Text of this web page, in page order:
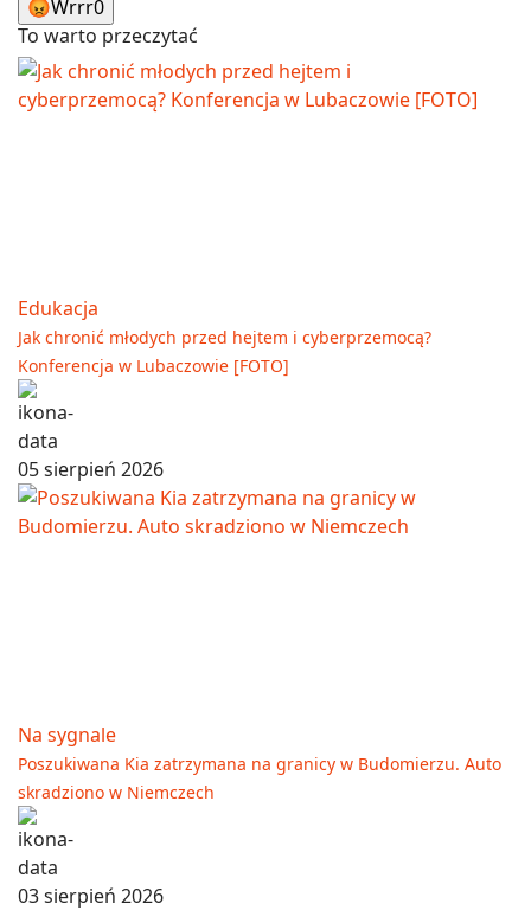
😡Wrrr0
To warto przeczytać
Edukacja
Jak chronić młodych przed hejtem i cyberprzemocą?
Konferencja w Lubaczowie [FOTO]
05 sierpień 2026
Na sygnale
Poszukiwana Kia zatrzymana na granicy w Budomierzu. Auto
skradziono w Niemczech
03 sierpień 2026